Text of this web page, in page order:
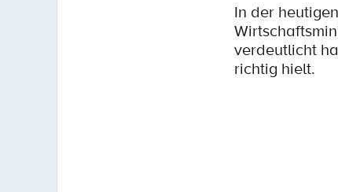
In der
verdeutlicht
richtig hielt.